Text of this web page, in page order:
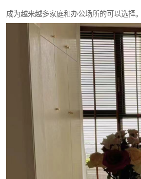
成为越来越多家庭和办公场所的可以选择。